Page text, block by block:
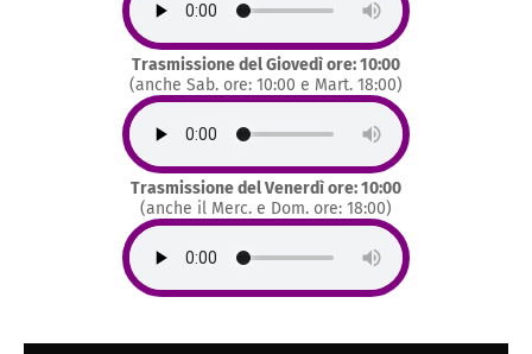
Trasmissione del Giovedì ore: 10:00
(anche Sab. ore: 10:00 e Mart. 18:00)
Trasmissione del Venerdì ore: 10:00
(anche il Merc. e Dom. ore: 18:00)